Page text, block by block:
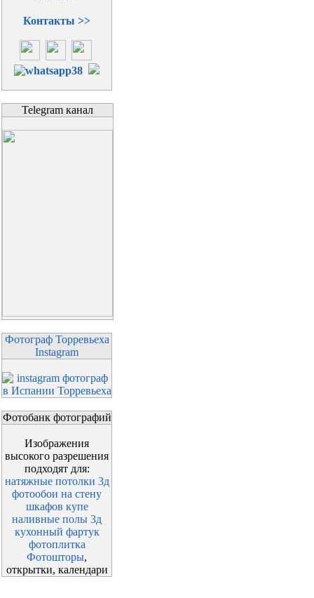
Контакты >>
Telegram канал
Фотограф Торревьеха
Instagram
Фотобанк фотографий
Изображения
высокого разрешения
подходят для:
натяжные потолки 3д
фотообои на стену
шкафов купе
наливные полы 3д
кухонный фартук
фотоплитка
Фотошторы,
открытки, календари